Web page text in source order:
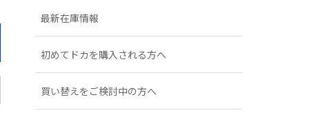
最新在庫情報
初めてドカを購入される方へ
買い替えをご検討中の方へ